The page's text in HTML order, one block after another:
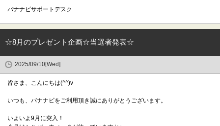
バナナビサポートデスク
☆8月のプレゼント企画☆当選者発表☆
2025/09/10[Wed]
皆さま、こんにちは(^^)v
いつも、バナナビをご利用頂き誠にありがとうございます。
いよいよ9月に突入！